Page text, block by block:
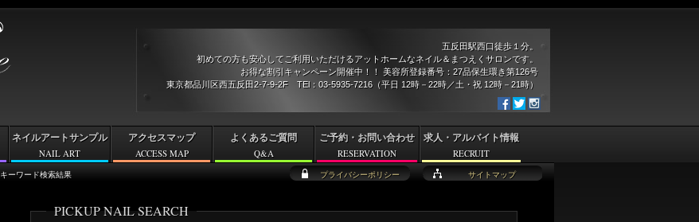
キーワード検索結果
PICKUP NAIL SEARCH
プライバシーポリシー サイトマップ
五反田駅西口徒歩１分。
初めての方も安心してご利用いただけるアットホームなネイル＆まつえくサロンです。
お得な割引キャンペーン開催中！！ 美容所登録番号：27品保生環き第126号
東京都品川区西五反田2-7-9-2F TEl：03-5935-7216（平日 12時－22時／土・祝 12時－21時）
ネイルアートサンプル
NAIL ART
アクセスマップ
ACCESS MAP
よくあるご質問
Q&A
ご予約・お問い合わせ
RESERVATION
求人・アルバイト情報
RECRUIT